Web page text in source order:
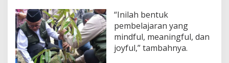
“Inilah bentuk
pembelajaran yang
mindful, meaningful, dan
joyful,” tambahnya.